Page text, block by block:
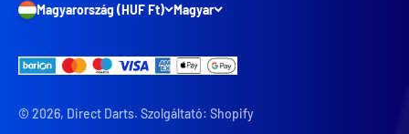
Magyarország (HUF Ft) Magyar
© 2026, Direct Darts. Szolgáltató: Shopify